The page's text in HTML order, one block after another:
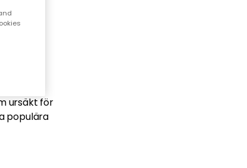
ursäkt för
populära